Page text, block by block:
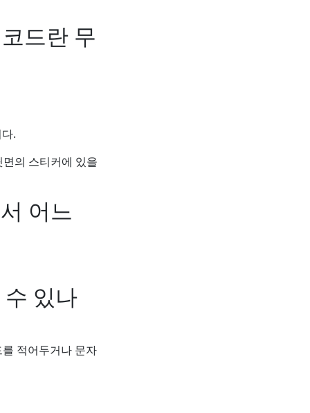
드란 무
.
의 스티커에 있을
어느
있나
적어두거나 문자